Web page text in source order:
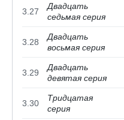
3.27
Двадцать
седьмая серия
3.28
Двадцать
восьмая серия
3.29
Двадцать
девятая серия
3.30
Тридцатая
серия